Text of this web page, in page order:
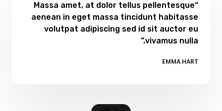
“Massa amet, at dolor tellus pellentesque
aenean in eget massa tincidunt habitasse
volutpat adipiscing sed id sit auctor eu
vivamus nulla.”
EMMA HART​